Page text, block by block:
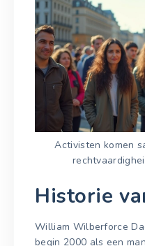
Activisten komen
Historie
William Wilberforce
begin 2000 als een